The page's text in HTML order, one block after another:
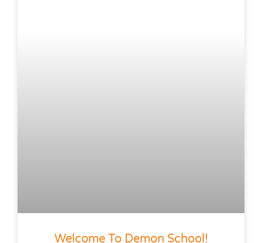
Welcome To Demon School!